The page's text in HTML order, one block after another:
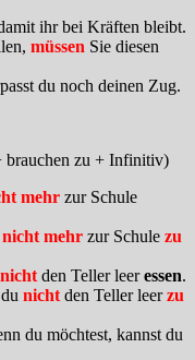
ihr bei Kräften bleibt.
müssen Sie diesen
du noch deinen Zug.
brauchen zu + Infinitiv)
mehr zur Schule
mehr zur Schule zu
nicht den Teller leeressen.
du nicht den Teller leerzu
du möchtest, kannst du